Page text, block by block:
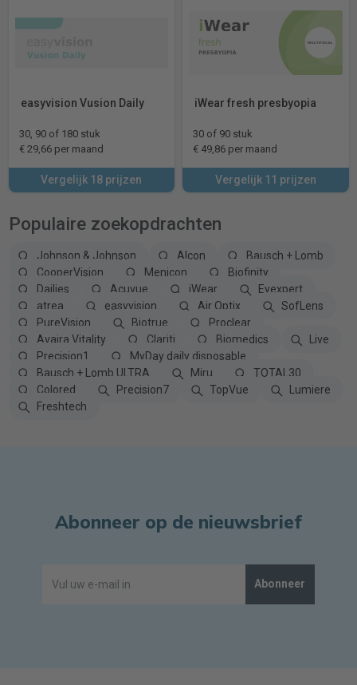
easyvision Vusion Daily
30, 90 of 180 stuk
€ 29,66 per maand
Vergelijk 18 prijzen
iWear fresh presbyopia
30 of 90 stuk
€ 49,86 per maand
Vergelijk 11 prijzen
Populaire zoekopdrachten
Johnson & Johnson Alcon
Bausch + Lomb
CooperVision
Menicon
Biofinity
Dailies
Acuvue iWear
Eyexpert
atrea
easyvision Air Optix
SofLens
PureVision
Biotrue
Proclear
Avaira Vitality
Clariti Biomedics
Live
Precision1
MyDay daily disposable
Bausch + Lomb ULTRA
Miru
TOTAL30
Colored
Precision7 TopVue
Lumiere
Freshtech
Abonneer op de nieuwsbrief
Abonneer